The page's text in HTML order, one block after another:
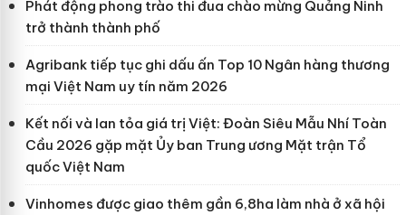
Phát động phong trào thi đua chào mừng Quảng Ninh
trở thành thành phố
Agribank tiếp tục ghi dấu ấn Top 10 Ngân hàng thương
mại Việt Nam uy tín năm 2026
Kết nối và lan tỏa giá trị Việt: Đoàn Siêu Mẫu Nhí Toàn
Cầu 2026 gặp mặt Ủy ban Trung ương Mặt trận Tổ
quốc Việt Nam
Vinhomes được giao thêm gần 6,8ha làm nhà ở xã hội